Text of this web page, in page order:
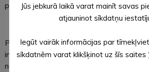
punkti).
Pašvaldība atvainojas par kļūdu, kas
informatīvā izdevuma “Alūksnes Novada
numurā publicētajā informācijā par
Jūs jebkurā laikā varat mainīt savas
atjauninot sīkdatņu
Iegūt vairāk informācijas par
sīkdatnēm varat klikšķinot uz šīs saites